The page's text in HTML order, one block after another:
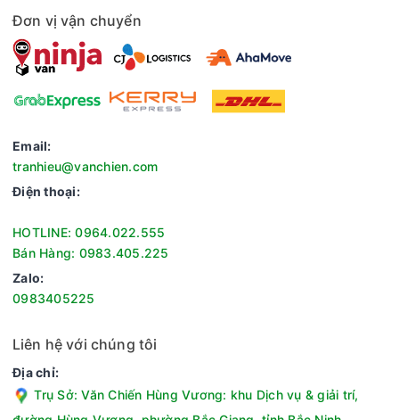
Đơn vị vận chuyển
Email:
tranhieu@vanchien.com
Điện thoại:
HOTLINE: 0964.022.555
Bán Hàng: 0983.405.225
Zalo:
0983405225
Liên hệ với chúng tôi
Địa chỉ:
Trụ Sở: Văn Chiến Hùng Vương: khu Dịch vụ & giải trí,